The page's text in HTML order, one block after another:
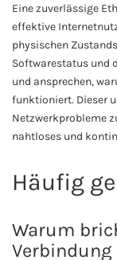
Eine zuverlässige
effektive
physischen
Softwarestatus und
und ansprechen,
funktioniert. Dieser
Netzwerkprobleme
nahtloses und
Häufig
Warum